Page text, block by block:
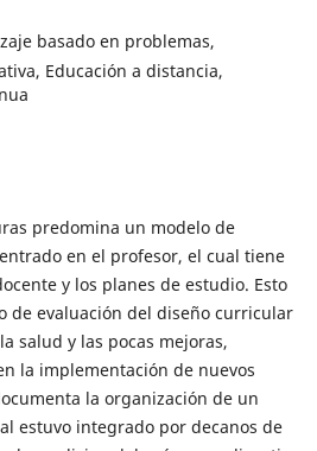
basado en problemas,
Educación a distancia,
predomina un modelo de
en el profesor, el cual tiene
y los planes de estudio. Esto
de evaluación del diseño curricular
salud y las pocas mejoras,
la implementación de nuevos
la organización de un
estuvo integrado por decanos de